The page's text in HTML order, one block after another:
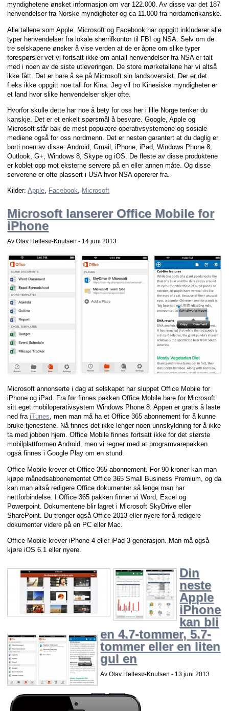
myndighetene ønsket informasjon om var 122.000. Av disse var det 187
henvendelser fra Norske myndigheter og ca 11.000 fra nordamerikanske.
Alle tallene som Apple, Microsoft og Facebook har oppgitt inkluderer alle
typer henvendelser fra lokale sherrifkontor til FBI og NSA. Selv om de
tre selskapene ønsker å vise verden at de er åpne om slike typer
forespørsler vet vi fortsatt ikke om antall henvendelser fra NSA er talt
med i noen av de siste utleveringen. De store mørketallene har vi altså
ikke fått. Det er bare å se på Microsoft sin landsoversikt. Der er det
f.eks ikke oppgitt noe tall for Kina. Jeg vil tro Kinesiske myndigheter er
et land hvor slike henvendelser skjer ofte.
Hvorfor skulle dette har noe å bety for oss her i lille Norge tenker du
kanskje. Det er et enkelt spørsmål å besvare. Google, Apple og
Microsoft står bak de mest populære operativsystemene og sosiale
mediene også for oss nordmenn. Det er nesten garantert at du daglig er
borti noen av disse: Android, Gmail, iPhone, iPad, Windows Phone 8,
Outlook, G+, Windows 8, Skype og iOS. De fleste av disse produktene
er koblet opp mot eksterne servere på en eller annen måte. Og disse
serverene er ofte plassert i USA hvor NSA opererer fra.
Kilder:Apple, Facebook, Microsoft
Microsoft lanserer Office Mobile for
iPhone
Av Olav Hellesø-Knutsen - 14 juni 2013
Microsoft annonserte i dag at selskapet har sluppet Office Mobile for
iPhone og iPad. Fra før finnes pakken Office Mobile bare for Microsoft
sitt eget mobiloperativsystem Windows Phone 8. Appen er gratis å laste
ned fra iTunes, men man må ha et Office 365 abonnement for å kunne
bruke tjenestene. Nå finnes det ikke lenger noen unnskyldning for å ikke
ta med jobben hjem. Office Mobile finnes fortsatt ikke for det største
mobilplattformen Android, men vi regner med at programvarepakken
også finnes i Google Play om en stund.
Office Mobile krever et Office 365 abonnement. For 90 kroner kan man
kjøpe månedsabbonementet Office 365 Small Business Premium, og da
kan man altså redigere Office dokumenter så lenge man har
nettforbindelse. I Office 365 pakken finner vi Word, Excel og
Powerpoint. Dokumentene blir lagret i Microsoft SkyDrive eller
SharePoint. Du trenger også Office 2013 eller nyere for å redigere
dokumenter videre på en PC eller Mac.
Office Mobile krever iPhone 4 eller iPad 3 generasjon. Man må også
kjøre iOS 6.1 eller nyere.
Din
neste
Apple
iPhone
kan bli
en 4.7-tommer, 5.7-
tommer eller en liten
gul en
Av Olav Hellesø-Knutsen - 13 juni 2013